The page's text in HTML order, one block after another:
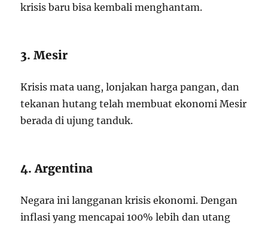
krisis baru bisa kembali menghantam.
3. Mesir
Krisis mata uang, lonjakan harga pangan, dan
tekanan hutang telah membuat ekonomi Mesir
berada di ujung tanduk.
4. Argentina
Negara ini langganan krisis ekonomi. Dengan
inflasi yang mencapai 100% lebih dan utang